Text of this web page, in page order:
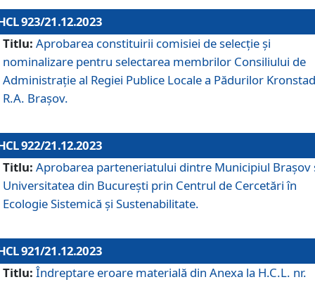
923/21.12.2023
Titlu: Aprobarea constituirii comisiei de selecție și
nominalizare pentru selectarea membrilor Consiliului de
Administrație al Regiei Publice Locale a Pădurilor
R.A. Brașov.
922/21.12.2023
Titlu: Aprobarea parteneriatului dintre Municipiul Brașov
Universitatea din București prin Centrul de Cercetări în
Ecologie Sistemică și Sustenabilitate.
921/21.12.2023
Titlu: Îndreptare eroare materială din Anexa la H.C.L. nr.